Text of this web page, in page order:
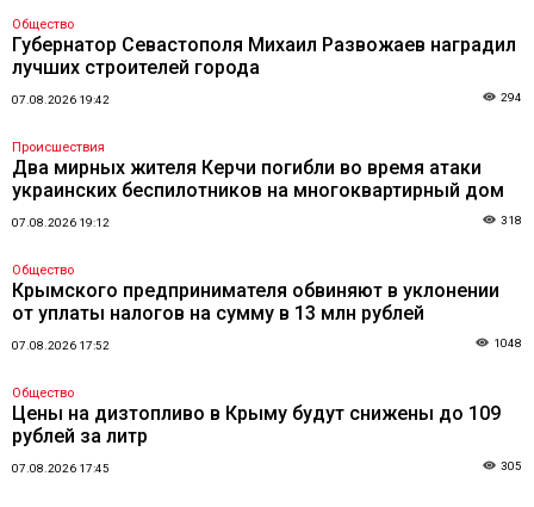
Общество
Губернатор Севастополя Михаил Развожаев наградил
лучших строителей города
07.08.2026 19:42 294
Происшествия
Два мирных жителя Керчи погибли во время атаки
украинских беспилотников на многоквартирный дом
07.08.2026 19:12 318
Общество
Крымского предпринимателя обвиняют в уклонении
от уплаты налогов на сумму в 13 млн рублей
07.08.2026 17:52 1048
Общество
Цены на дизтопливо в Крыму будут снижены до 109
рублей за литр
07.08.2026 17:45 305